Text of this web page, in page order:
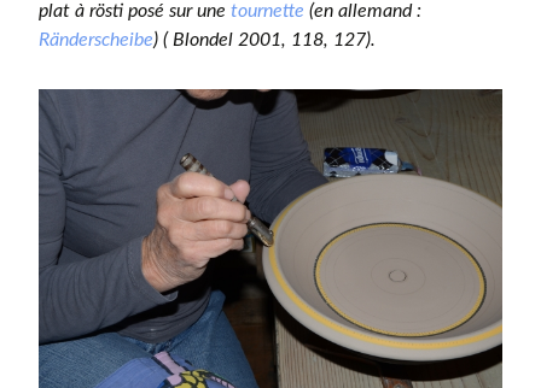
plat à rösti posé sur une tournette (en allemand :
Ränderscheibe) ( Blondel 2001, 118, 127).